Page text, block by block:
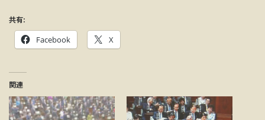
共有:
Facebook X
関連